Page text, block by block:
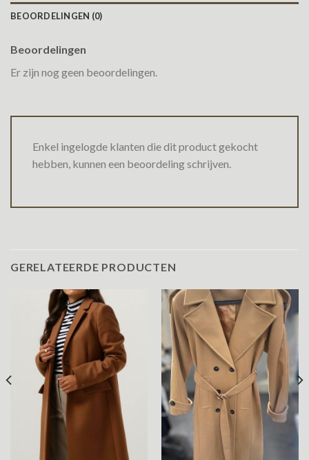
BEOORDELINGEN (0)
Beoordelingen
Er zijn nog geen beoordelingen.
Enkel ingelogde klanten die dit product gekocht
hebben, kunnen een beoordeling schrijven.
GERELATEERDE PRODUCTEN